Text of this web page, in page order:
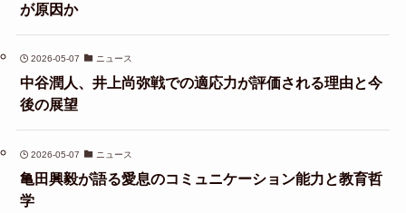
が原因か
2026-05-07 ニュース
中谷潤人、井上尚弥戦での適応力が評価される理由と今
後の展望
2026-05-07 ニュース
亀田興毅が語る愛息のコミュニケーション能力と教育哲
学